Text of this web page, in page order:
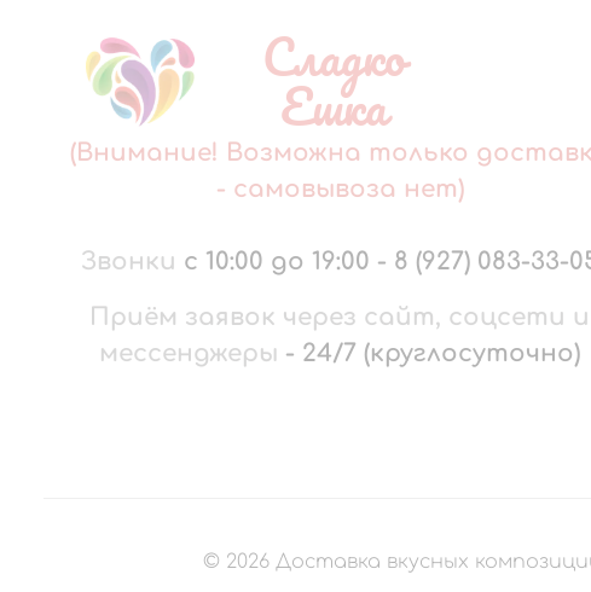
Сладко
Ешка
(Внимание! Возможна только
- самовывоза нет)
Звонки с 10:00 до 19:00 - 8 (927) 083-33-
Приём заявок через сайт, соцсети и
мессенджеры - 24/7 (круглосуточно)
© 2026Доставка вкусных